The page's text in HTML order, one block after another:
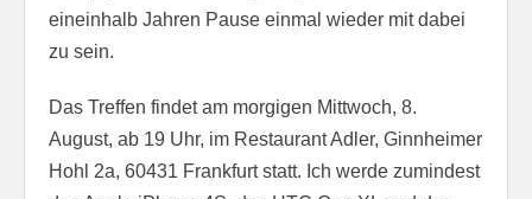
eineinhalb Jahren Pause einmal wieder mit dabei
zu sein.
Das Treffen findet am morgigen Mittwoch, 8.
August, ab 19 Uhr, im Restaurant Adler, Ginnheimer
Hohl 2a, 60431 Frankfurt statt. Ich werde zumindest